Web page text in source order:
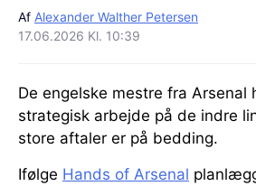
Af Alexander Walther Petersen
17.06.2026 Kl. 10:39
De engelske mestre fra Arsenal
strategisk arbejde på de indre
store aftaler er på bedding.
Ifølge Hands of Arsenal